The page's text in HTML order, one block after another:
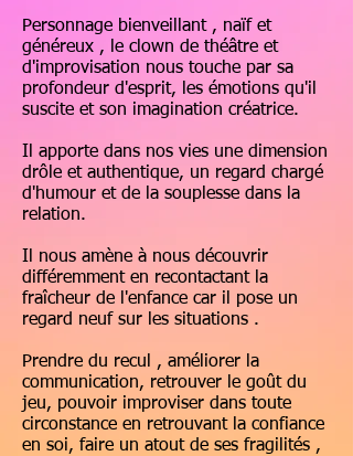
Personnage bienveillant , naïf et
généreux , le clown de théâtre et
d'improvisation nous touche par sa
profondeur d'esprit, les émotions qu'il
suscite et son imagination créatrice.
Il apporte dans nos vies une dimension
drôle et authentique, un regard chargé
d'humour et de la souplesse dans la
relation.
Il nous amène à nous découvrir
différemment en recontactant la
fraîcheur de l'enfance car il pose un
regard neuf sur les situations .
Prendre du recul , améliorer la
communication, retrouver le goût du
jeu, pouvoir improviser dans toute
circonstance en retrouvant la confiance
en soi, faire un atout de ses fragilités ,